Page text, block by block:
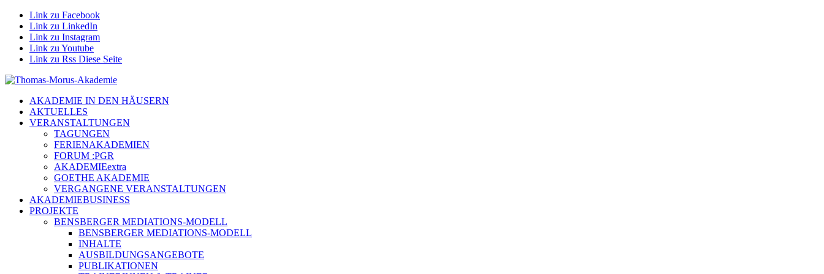
Link zu Facebook
Link zu LinkedIn
Link zu Instagram
Link zu Youtube
Link zu Rss Diese Seite
AKADEMIE IN DEN HÄUSERN
AKTUELLES
VERANSTALTUNGEN
TAGUNGEN
FERIENAKADEMIEN
FORUM :PGR
AKADEMIEextra
GOETHE AKADEMIE
VERGANGENE VERANSTALTUNGEN
AKADEMIEBUSINESS
PROJEKTE
BENSBERGER MEDIATIONS-MODELL
BENSBERGER MEDIATIONS-MODELL
INHALTE
AUSBILDUNGSANGEBOTE
PUBLIKATIONEN